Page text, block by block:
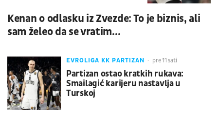
Kenan o odlasku iz Zvezde: To je biznis, ali
sam želeo da se vratim...
EVROLIGA KK PARTIZAN pre 11 sati
Partizan ostao kratkih rukava:
Smailagić karijeru nastavlja u
Turskoj